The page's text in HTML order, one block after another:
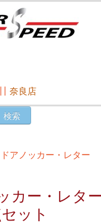
奈良店
ドアノッカー・レター
カー・レタ
ット